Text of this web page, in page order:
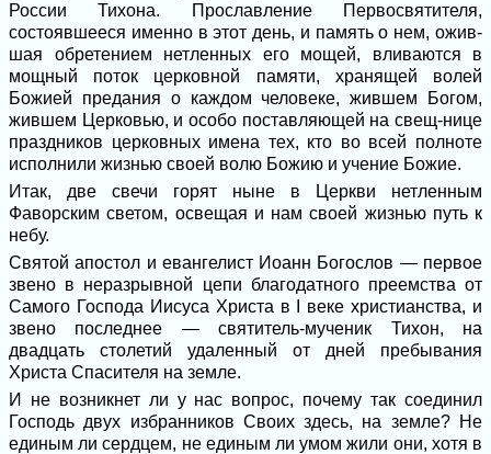
России Тихона. Про­славление Первосвятителя,
состоявшееся именно в этот день, и память о нем, ожив­
шая обретением нетленных его мощей, вли­ваются в
мощный поток церковной памя­ти, хранящей волей
Божией предания о каждом человеке, жившем Богом,
жившем Церковью, и особо поставляющей на свещ-нице
праздников церковных имена тех, кто во всей полноте
исполнили жизнью своей волю Божию и учение Божие.
Итак, две свечи горят ныне в Церкви нетленным
Фаворским светом, освещая и нам своей жизнью путь к
небу.
Святой апостол и евангелист Иоанн Богослов — первое
звено в неразрывной цепи благодатного преемства от
Самого Господа Иисуса Христа в I веке христи­анства, и
звено последнее — святитель-мученик Тихон, на
двадцать столетий уда­ленный от дней пребывания
Христа Спасителя на земле.
И не возникнет ли у нас вопрос, поче­му так соединил
Господь двух избранни­ков Своих здесь, на земле? Не
единым ли сердцем, не единым ли умом жили они, хотя в